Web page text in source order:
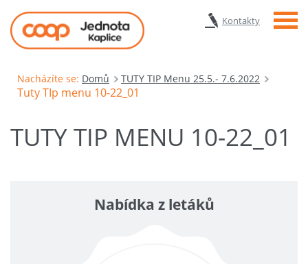
Kontakty Menu
Nacházíte se: Domů TUTY TIP Menu 25.5.- 7.6.2022
Tuty TIp menu 10-22_01
TUTY TIP MENU 10-22_01
Nabídka z letáků